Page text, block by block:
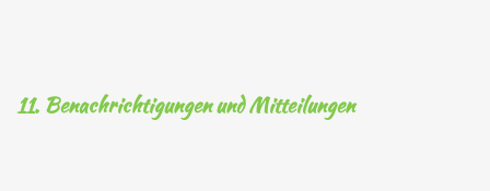
11. Benachrichtigungen und Mitteilungen